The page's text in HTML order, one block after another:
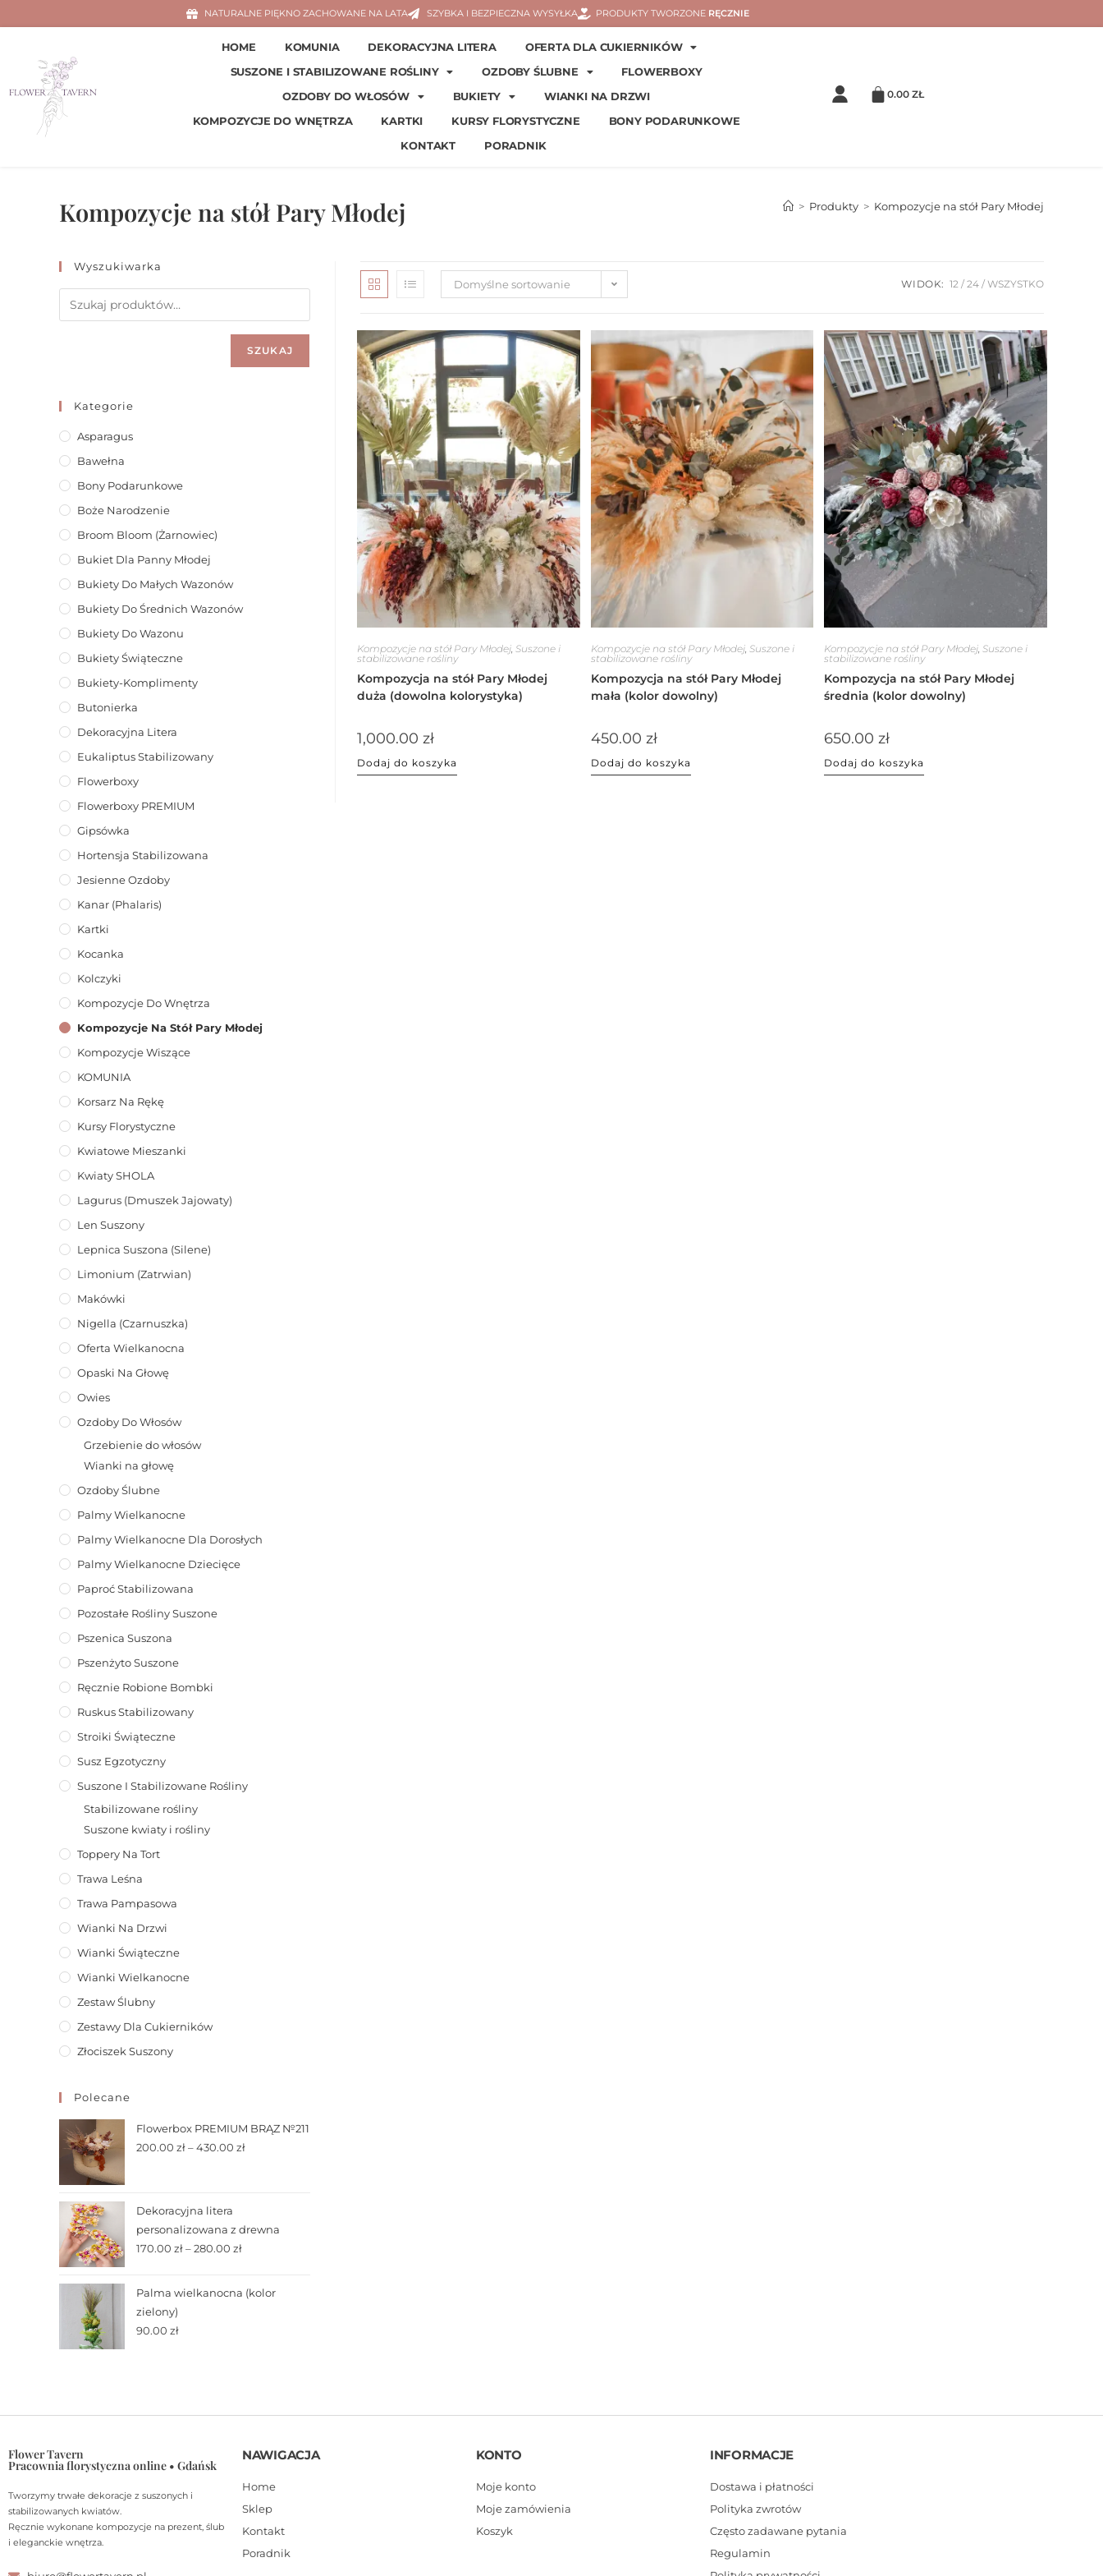
NATURALNE PIĘKNO ZACHOWANE NA LATA SZYBKA I BEZPIECZNA WYSYŁKA PRODUKTY TWORZONE RĘCZNIE
HOME KOMUNIA DEKORACYJNA LITERA
OFERTA DLA CUKIERNIKÓW
SUSZONE I STABILIZOWANE ROŚLINY
OZDOBY ŚLUBNE
FLOWERBOXY
OZDOBY DO WŁOSÓW
BUKIETY
WIANKI NA DRZWI
KOMPOZYCJE DO WNĘTRZA
KARTKI KURSY FLORYSTYCZNE
BONY PODARUNKOWE
KONTAKT
PORADNIK
0.00ZŁ
Kompozycje na stół Pary Młodej > Produkty > Kompozycje na stół Pary Młodej
Domyślne sortowanie WIDOK: 12 24 WSZYSTKO
Kompozycje na stół Pary Młodej,Suszone i
stabilizowane rośliny
Kompozycja na stół Pary Młodej
duża (dowolna kolorystyka)
1,000.00zł
Dodaj do koszyka
Kompozycje na stół Pary Młodej, Suszone i
stabilizowane rośliny
Kompozycja na stół Pary Młodej
mała (kolor dowolny)
450.00 zł
Dodaj do koszyka
Kompozycje na stół Pary Młodej, Suszone i
stabilizowane rośliny
Kompozycja na stół Pary Młodej
średnia (kolor dowolny)
650.00 zł
Dodaj do koszyka
Wyszukiwarka
SZUKAJ
Kategorie
Asparagus
Bawełna
Bony Podarunkowe
Boże Narodzenie
Broom Bloom (żarnowiec)
Bukiet Dla Panny Młodej
Bukiety Do Małych Wazonów
Bukiety Do Średnich Wazonów
Bukiety Do Wazonu
Bukiety Świąteczne
Bukiety-Komplimenty
Butonierka
Dekoracyjna Litera
Eukaliptus Stabilizowany
Flowerboxy
Flowerboxy PREMIUM
Gipsówka
Hortensja Stabilizowana
Jesienne Ozdoby
Kanar (phalaris)
Kartki
Kocanka
Kolczyki
Kompozycje Do Wnętrza
Kompozycje Na Stół Pary Młodej
Kompozycje Wiszące
KOMUNIA
Korsarz Na Rękę
Kursy Florystyczne
Kwiatowe Mieszanki
Kwiaty SHOLA
Lagurus (dmuszek Jajowaty)
Len Suszony
Lepnica Suszona (Silene)
Limonium (zatrwian)
Makówki
Nigella (Czarnuszka)
Oferta Wielkanocna
Opaski Na Głowę
Owies
Ozdoby Do Włosów
Grzebienie do włosów
Wianki na głowę
Ozdoby Ślubne
Palmy Wielkanocne
Palmy Wielkanocne Dla Dorosłych
Palmy Wielkanocne Dziecięce
Paproć Stabilizowana
Pozostałe Rośliny Suszone
Pszenica Suszona
Pszenżyto Suszone
Ręcznie Robione Bombki
Ruskus Stabilizowany
Stroiki Świąteczne
Susz Egzotyczny
Suszone I Stabilizowane Rośliny
Stabilizowane rośliny
Suszone kwiaty i rośliny
Toppery Na Tort
Trawa Leśna
Trawa Pampasowa
Wianki Na Drzwi
Wianki Świąteczne
Wianki Wielkanocne
Zestaw Ślubny
Zestawy Dla Cukierników
Złociszek Suszony
Polecane
Flowerbox PREMIUM BRĄZ №211
200.00 zł–430.00 zł
Dekoracyjna litera
personalizowana z drewna
170.00 zł–280.00 zł
Palma wielkanocna (kolor
zielony)
90.00 zł
Flower Tavern
Pracownia florystyczna online • Gdańsk
Tworzymy trwałe dekoracje z suszonych i
stabilizowanych kwiatów.
Ręcznie wykonane kompozycje na prezent, ślub
i eleganckie wnętrza.
NAWIGACJA
Home
Sklep
Kontakt
Poradnik
KONTO
Moje konto
Moje zamówienia
Koszyk
INFORMACJE
Dostawa i płatności
Polityka zwrotów
Często zadawane pytania
Regulamin